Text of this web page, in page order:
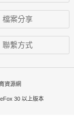
檔案分享
聯繫方式
資源網
30 以上版本